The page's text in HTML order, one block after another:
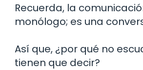
Recuerda, la
monólogo; es una
Así que, ¿por qué no
tienen que decir?